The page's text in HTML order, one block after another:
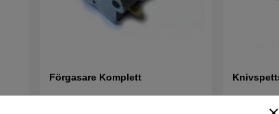
Förgasare Komplett